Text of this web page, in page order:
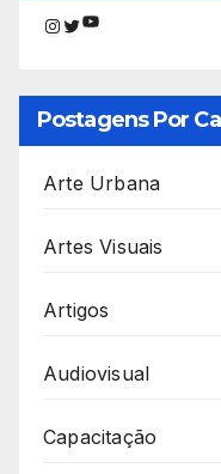
Instagram
Twitter
Youtube
Postagens Por
Arte Urbana
Artes Visuais
Artigos
Audiovisual
Capacitação